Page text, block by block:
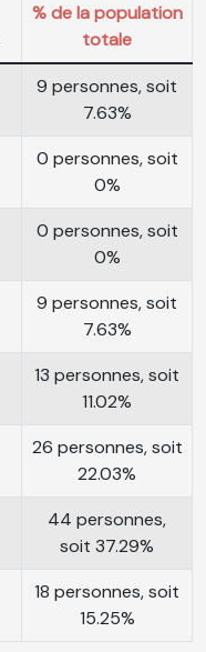
% de la population
totale
9 personnes, soit
7.63%
0 personnes, soit
0%
0 personnes, soit
0%
9 personnes, soit
7.63%
13 personnes, soit
11.02%
26 personnes, soit
22.03%
44 personnes,
soit 37.29%
18 personnes, soit
15.25%